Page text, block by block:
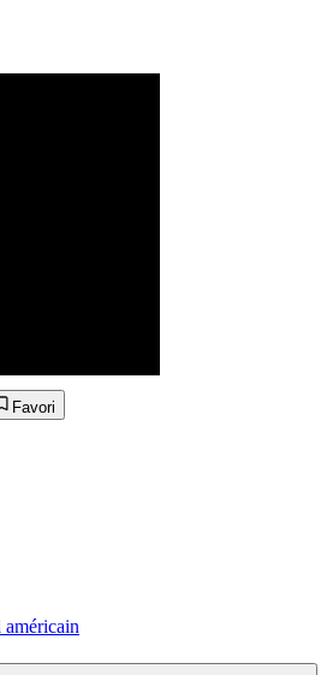
Favori